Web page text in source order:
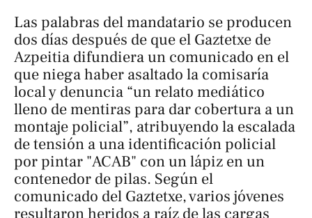
Las palabras del mandatario se producen
dos días después de que el Gaztetxe de
Azpeitia difundiera un comunicado en el
que niega haber asaltado la comisaría
local y denuncia “un relato mediático
lleno de mentiras para dar cobertura a un
montaje policial”, atribuyendo la escalada
de tensión a una identificación policial
por pintar "ACAB" con un lápiz en un
contenedor de pilas. Según el
comunicado del Gaztetxe, varios jóvenes
resultaron heridos a raíz de las cargas